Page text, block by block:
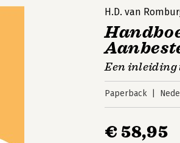
H.D. van
Een inleiding
Paperback
€ 58,95